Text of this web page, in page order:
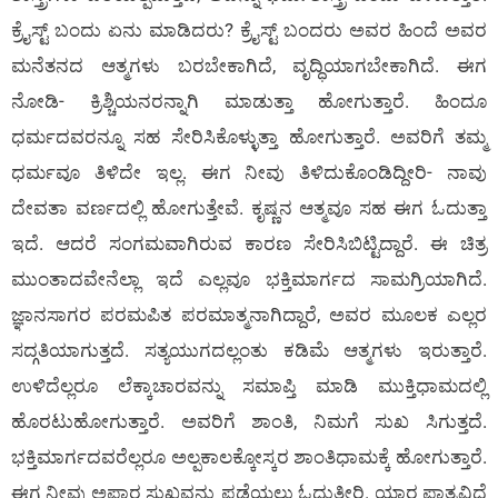
ಕ್ರೈಸ್ಟ್ ಬಂದು ಏನು ಮಾಡಿದರು? ಕ್ರೈಸ್ಟ್ ಬಂದರು ಅವರ ಹಿಂದೆ ಅವರ
ಮನೆತನದ ಆತ್ಮಗಳು ಬರಬೇಕಾಗಿದೆ, ವೃದ್ಧಿಯಾಗಬೇಕಾಗಿದೆ. ಈಗ
ನೋಡಿ- ಕ್ರಿಶ್ಚಿಯನರನ್ನಾಗಿ ಮಾಡುತ್ತಾ ಹೋಗುತ್ತಾರೆ. ಹಿಂದೂ
ಧರ್ಮದವರನ್ನೂ ಸಹ ಸೇರಿಸಿಕೊಳ್ಳುತ್ತಾ ಹೋಗುತ್ತಾರೆ. ಅವರಿಗೆ ತಮ್ಮ
ಧರ್ಮವೂ ತಿಳಿದೇ ಇಲ್ಲ. ಈಗ ನೀವು ತಿಳಿದುಕೊಂಡಿದ್ದೀರಿ- ನಾವು
ದೇವತಾ ವರ್ಣದಲ್ಲಿ ಹೋಗುತ್ತೇವೆ. ಕೃಷ್ಣನ ಆತ್ಮವೂ ಸಹ ಈಗ ಓದುತ್ತಾ
ಇದೆ. ಆದರೆ ಸಂಗಮವಾಗಿರುವ ಕಾರಣ ಸೇರಿಸಿಬಿಟ್ಟಿದ್ದಾರೆ. ಈ ಚಿತ್ರ
ಮುಂತಾದವೇನೆಲ್ಲಾ ಇದೆ ಎಲ್ಲವೂ ಭಕ್ತಿಮಾರ್ಗದ ಸಾಮಗ್ರಿಯಾಗಿದೆ.
ಜ್ಞಾನಸಾಗರ ಪರಮಪಿತ ಪರಮಾತ್ಮನಾಗಿದ್ದಾರೆ, ಅವರ ಮೂಲಕ ಎಲ್ಲರ
ಸದ್ಗತಿಯಾಗುತ್ತದೆ. ಸತ್ಯಯುಗದಲ್ಲಂತು ಕಡಿಮೆ ಆತ್ಮಗಳು ಇರುತ್ತಾರೆ.
ಉಳಿದೆಲ್ಲರೂ ಲೆಕ್ಕಾಚಾರವನ್ನು ಸಮಾಪ್ತಿ ಮಾಡಿ ಮುಕ್ತಿಧಾಮದಲ್ಲಿ
ಹೊರಟುಹೋಗುತ್ತಾರೆ. ಅವರಿಗೆ ಶಾಂತಿ, ನಿಮಗೆ ಸುಖ ಸಿಗುತ್ತದೆ.
ಭಕ್ತಿಮಾರ್ಗದವರೆಲ್ಲರೂ ಅಲ್ಪಕಾಲಕ್ಕೋಸ್ಕರ ಶಾಂತಿಧಾಮಕ್ಕೆ ಹೋಗುತ್ತಾರೆ.
ಈಗ ನೀವು ಅಪಾರ ಸುಖವನ್ನು ಪಡೆಯಲು ಓದುತ್ತೀರಿ. ಯಾರ ಪಾತ್ರವಿದೆ